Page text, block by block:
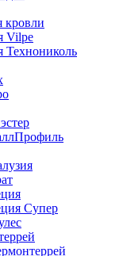
кровли
Vilpe
Технониколь
Супер